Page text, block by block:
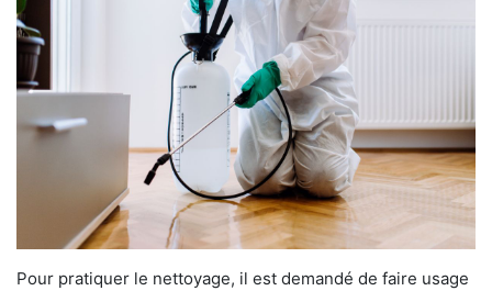
Pour pratiquer le nettoyage, il est demandé de faire usage